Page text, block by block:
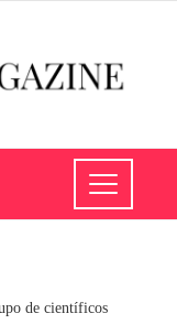
de científicos